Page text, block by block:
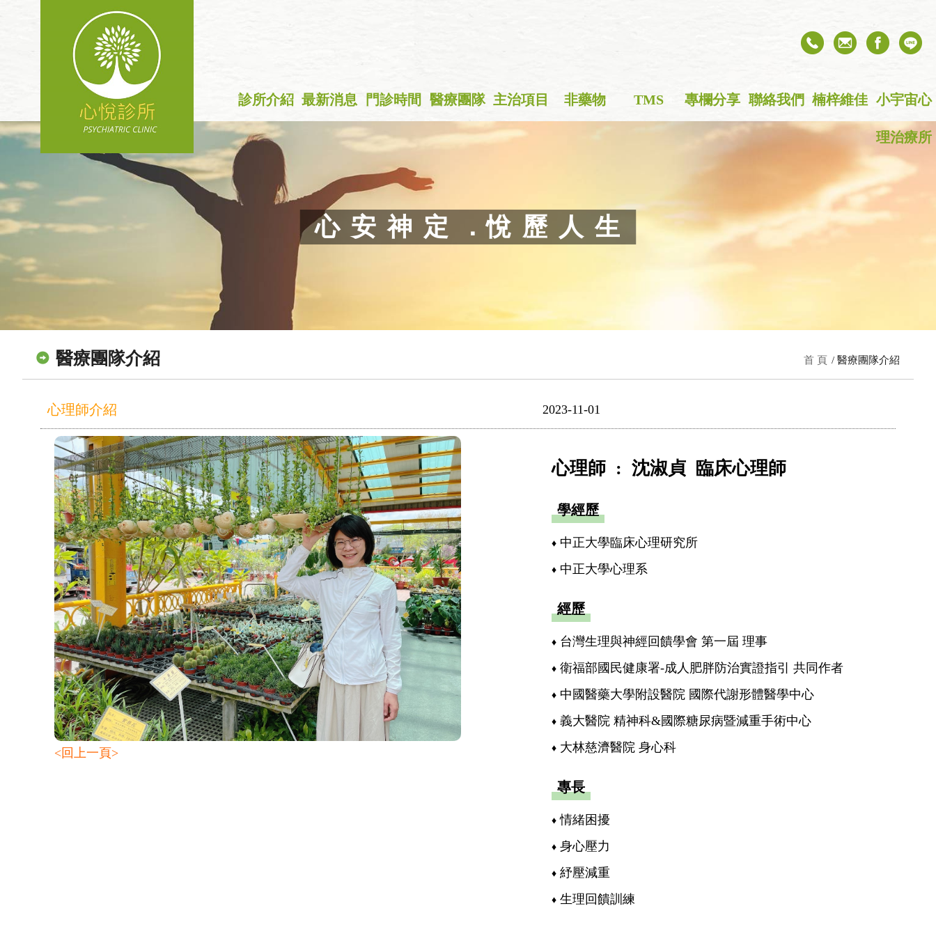
診所介紹
+ 最新消息 門診時間 醫療團隊 主治項目 非藥物+ TMS 專欄分享 聯絡我們 楠梓維佳 小宇宙心
理治療所
心 安 神 定 ．悅 歷 人 生
醫療團隊介紹 首 頁 醫療團隊介紹
心理師介紹 2023-11-01
<回上一頁>
心理師 : 沈淑貞 臨床心理師
學經歷
中正大學臨床心理研究所
中正大學心理系
經歷
台灣生理與神經回饋學會 第一屆 理事
衛福部國民健康署-成人肥胖防治實證指引 共同作者
中國醫藥大學附設醫院 國際代謝形體醫學中心
義大醫院 精神科&國際糖尿病暨減重手術中心
大林慈濟醫院 身心科
專長
情緒困擾
身心壓力
紓壓減重
生理回饋訓練